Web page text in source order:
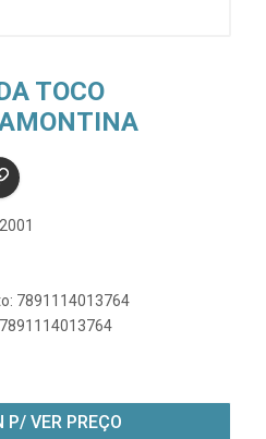
TOCO
7891114013764
P/ VER PREÇO